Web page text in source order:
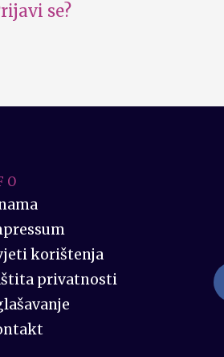
se?
O
korištenja
privatnosti